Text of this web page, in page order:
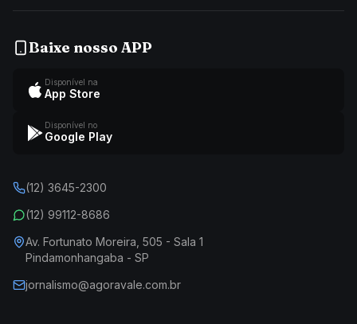
Baixe nosso APP
Disponível na
App Store
Disponível no
Google Play
(12) 3645-2300
(12) 99112-8686
Av. Fortunato Moreira, 505 - Sala 1
Pindamonhangaba - SP
jornalismo@agoravale.com.br